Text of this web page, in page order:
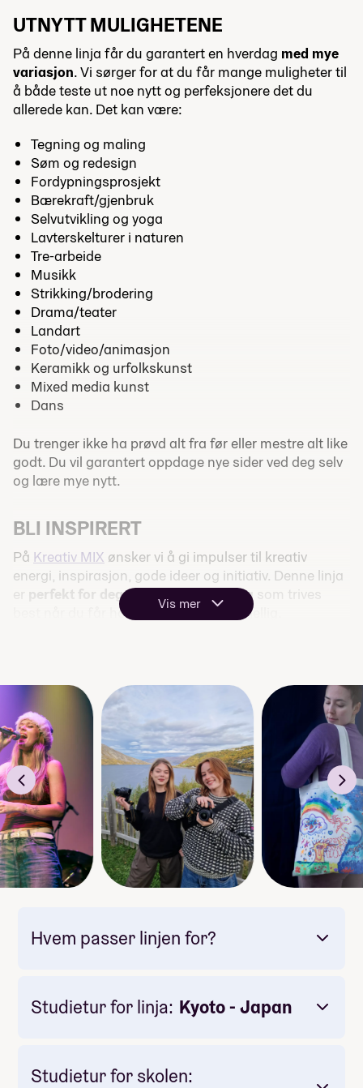
UTNYTT MULIGHETENE
På denne linja får du garantert en hverdag med mye
variasjon. Vi sørger for at du får mange muligheter til
å både teste ut noe nytt og perfeksjonere det du
allerede kan. Det kan være:
Tegning og maling
Søm og redesign
Fordypningsprosjekt
Bærekraft/gjenbruk
Selvutvikling og yoga
Lavterskelturer i naturen
Tre-arbeide
Musikk
Strikking/brodering
Drama/teater
Landart
Foto/video/animasjon
Keramikk og urfolkskunst
Mixed media kunst
Dans
Du trenger ikke ha prøvd alt fra før eller mestre alt like
godt. Du vil garantert oppdage nye sider ved deg selv
og lære mye nytt.
BLI INSPIRERT
På Kreativ MIX ønsker vi å gi impulser til kreativ
energi, inspirasjon, gode ideer og initiativ. Denne linja
er perfekt for degsom er nysgjerrig og som trives
best når du får holde på med litt forskjellig.
jobber både i
grupper og individuelt, og tilpasser til
klassens ønsker. Det er to uker med fordypning hvert
semester. Da velger du selv hva du vil jobbe med, og
du kan fordype deg i det du liker best.
Vi prøver å tenke
bærekraftoggjenbruk
der det er
mulig. Det pirrer kreativiteten og lærer oss å se
muligheter. Vi bruker ogsånaturensom inspirasjon,
og med tilgang til både
fjord, fjell og by
mulighetene mange.
Studieturen til
Japaner et høydepunkt på linja. Den
får oppleve alt sammen med gode venner, gjør turen
FINN DITT TEMPO
På Kreativ MIX kan du utforske og utvikle deg i ditt
Trenger du å jobbe med dinportfolio
Vis mer
Hvem passer linjen for?
Studietur for linja: Kyoto - Japan
Studietur for skolen: